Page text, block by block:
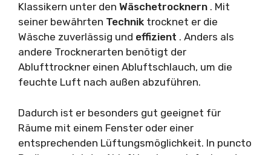
Klassikern unter den Wäschetrocknern . Mit
seiner bewährten Technik trocknet er die
Wäsche zuverlässig und effizient . Anders als
andere Trocknerarten benötigt der
Ablufttrockner einen Abluftschlauch, um die
feuchte Luft nach außen abzuführen.
Dadurch ist er besonders gut geeignet für
Räume mit einem Fenster oder einer
entsprechenden Lüftungsmöglichkeit. In puncto